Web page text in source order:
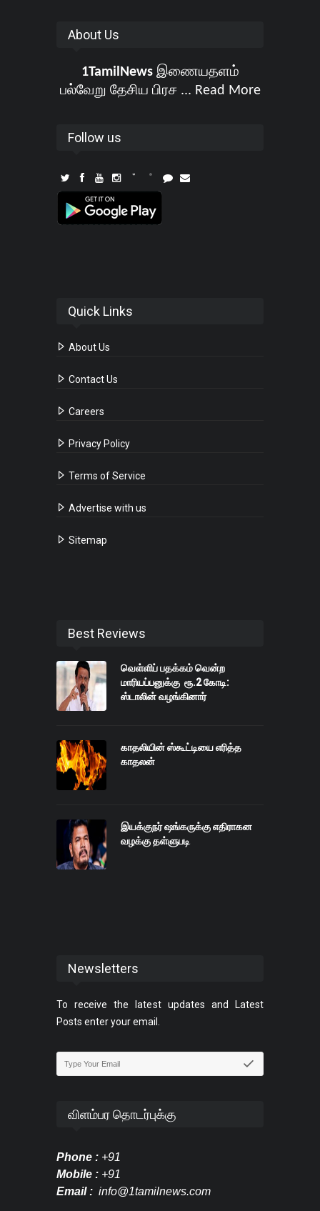
About Us
1TamilNewsஇணையதளம்
பல்வேறு தேசிய பிரச ... Read More
Follow us
Quick Links
About Us
Contact Us
Careers
Privacy Policy
Terms of Service
Advertise with us
Sitemap
Best Reviews
வெள்ளிப் பதக்கம் வென்ற
மாரியப்பனுக்கு ரூ.2 கோடி:
ஸ்டாலின் வழங்கினார்
காதலியின் ஸ்கூட்டியை எரித்த
காதலன்
இயக்குநர் ஷங்கருக்கு எதிராகன
வழக்கு தள்ளுபடி
Newsletters
To receive the latest updates and Latest
Posts enter your email.
விளம்பர தொடர்புக்கு
Phone : +91
Mobile : +91
Email : info@1tamilnews.com